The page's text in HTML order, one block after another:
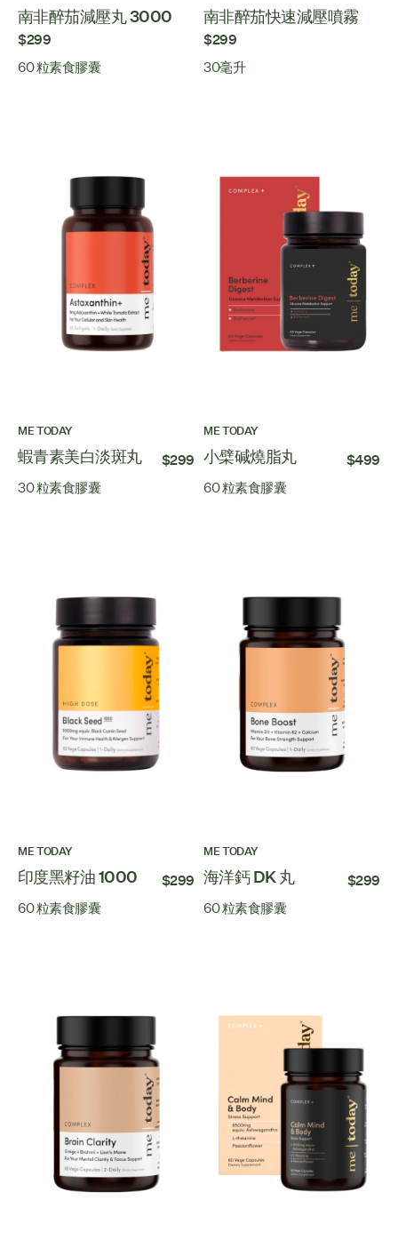
南非醉茄減壓丸 3000
$299
60 粒素食膠囊
南非醉茄快速減壓噴霧
$299
30毫升
ME TODAY
蝦青素美白淡斑丸 $299
30 粒素食膠囊
ME TODAY
小檗碱燒脂丸 $499
60 粒素食膠囊
ME TODAY
印度黑籽油 1000 $299
60 粒素食膠囊
ME TODAY
海洋鈣 DK 丸 $299
60 粒素食膠囊